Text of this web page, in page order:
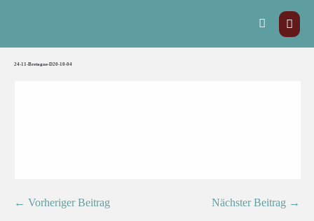
24-11-Bretagne-D20-10-04
← Vorheriger Beitrag Nächster Beitrag →